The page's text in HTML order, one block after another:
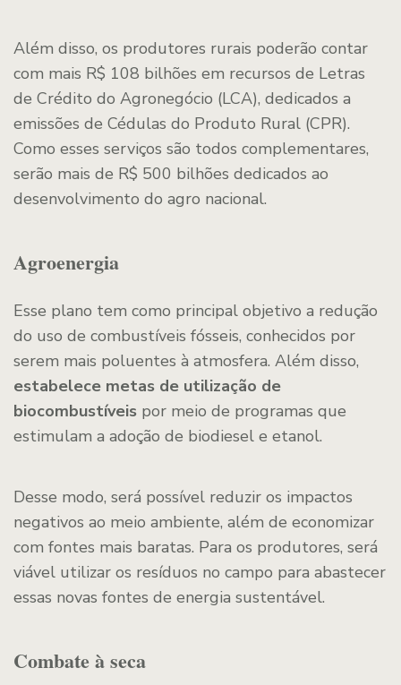
Além disso, os produtores rurais poderão contar
com mais R$ 108 bilhões em recursos de Letras
de Crédito do Agronegócio (LCA), dedicados a
emissões de Cédulas do Produto Rural (CPR).
Como esses serviços são todos complementares,
serão mais de R$ 500 bilhões dedicados ao
desenvolvimento do agro nacional.
Agroenergia
Esse plano tem como principal objetivo a redução
do uso de combustíveis fósseis, conhecidos por
serem mais poluentes à atmosfera. Além disso,
estabelece metas de utilização de
biocombustíveis por meio de programas que
estimulam a adoção de biodiesel e etanol.
Desse modo, será possível reduzir os impactos
negativos ao meio ambiente, além de economizar
com fontes mais baratas. Para os produtores, será
viável utilizar os resíduos no campo para abastecer
essas novas fontes de energia sustentável.
Combate à seca